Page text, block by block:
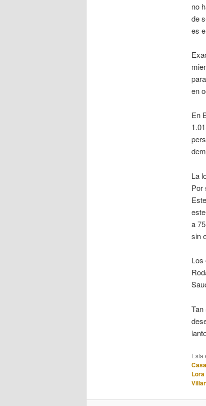
no
de
es
en
En
La
Por
a
sin
Los
Tan
Esta